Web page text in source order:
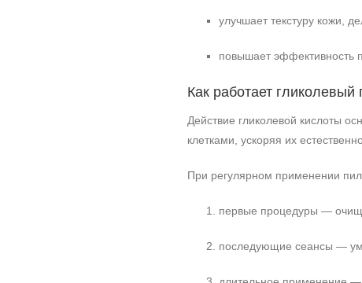
улучшает текстуру кожи,
повышает эффективность
Как работает гликолевый
Действие гликолевой кислоты
клетками, ускоряя их
При регулярном применении
первые процедуры —
последующие сеансы —